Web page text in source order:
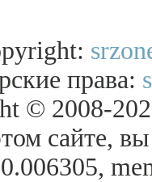
права:
© 2008-
сайте,